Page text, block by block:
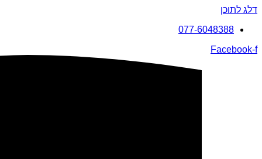
דלג לתוכן
077-6048388
Facebook-f